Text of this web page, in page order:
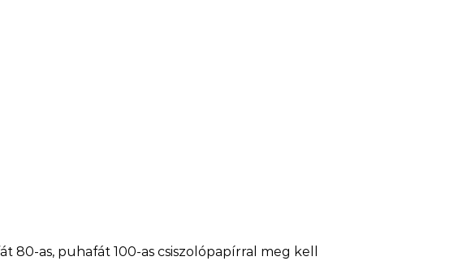
as, puhafát 100-as csiszolópapírral meg kell